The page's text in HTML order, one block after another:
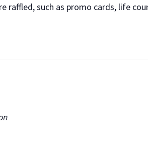
raffled, such as promo cards, life